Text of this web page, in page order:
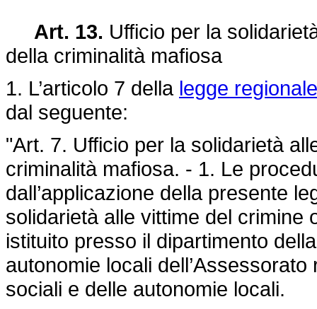
Art. 13. Ufficio per la
della criminalità mafiosa
1. L’articolo 7 della legge
dal seguente:
"Art. 7. Ufficio per la solidarietà
criminalità mafiosa. - 1. Le
dall’applicazione della presente
solidarietà alle vittime del crimine
istituito presso il dipartimento
autonomie locali
sociali e delle autonomie locali.